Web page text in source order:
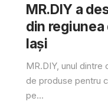
MR.DIY a
din regiunea
Iași
MR.DIY, unul dintre
de produse pentru
pe...